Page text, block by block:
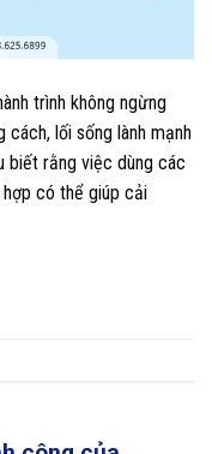
trình không ngừng
cách, lối sống lành mạnh
biết rằng việc dùng các
có thể giúp cải